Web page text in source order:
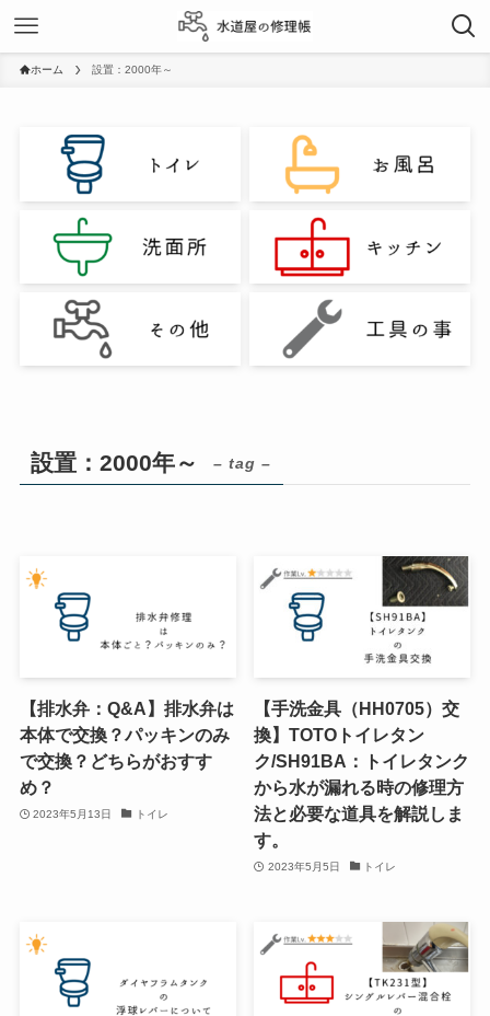
ホーム 設置：2000年～
設置：2000年～ – tag –
【排水弁：Q&A】排水弁は
本体で交換？パッキンのみ
で交換？どちらがおすす
め？
2023年5月13日 トイレ
【手洗金具（HH0705）交
換】TOTOトイレタン
ク/SH91BA：トイレタンク
から水が漏れる時の修理方
法と必要な道具を解説しま
す。
2023年5月5日 トイレ